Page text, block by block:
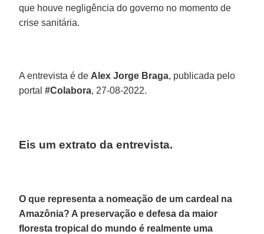
que houve negligência do governo no momento de
crise sanitária.
A entrevista é de Alex Jorge Braga, publicada pelo
portal#Colabora, 27-08-2022.
Eis um extrato da entrevista.
O que representa a nomeação de um cardeal na
Amazônia? A preservação e defesa da maior
floresta tropical do mundo é realmente uma